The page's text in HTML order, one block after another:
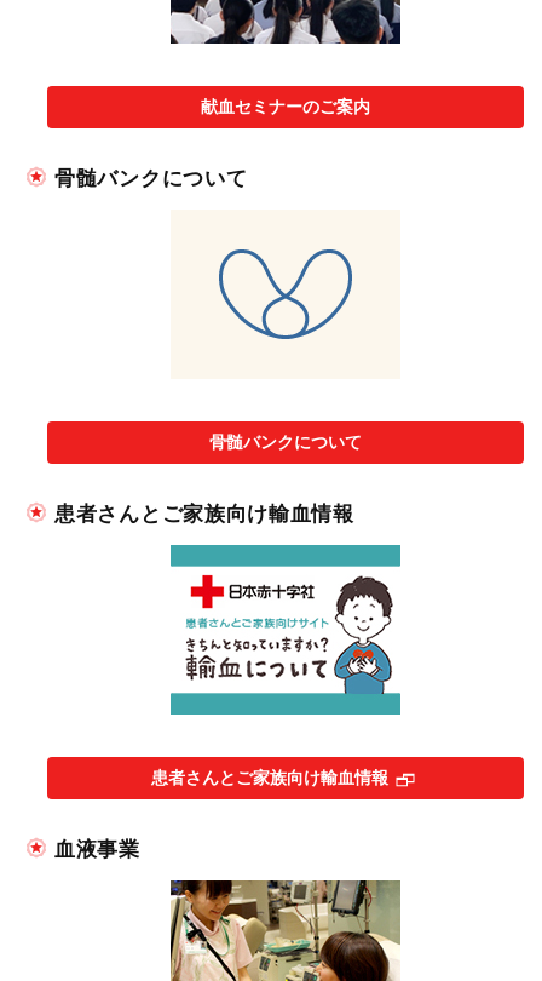
献血セミナーのご案内
骨髄バンクについて
骨髄バンクについて
患者さんとご家族向け輸血情報
患者さんとご家族向け輸血情報
血液事業